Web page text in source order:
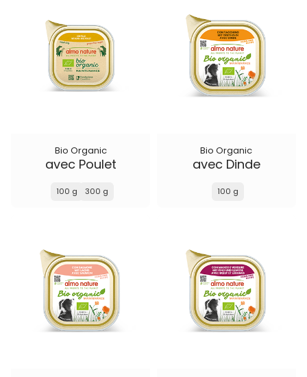
Bio Organic
avec Poulet
100 g 300 g
Bio Organic
avec Dinde
100 g